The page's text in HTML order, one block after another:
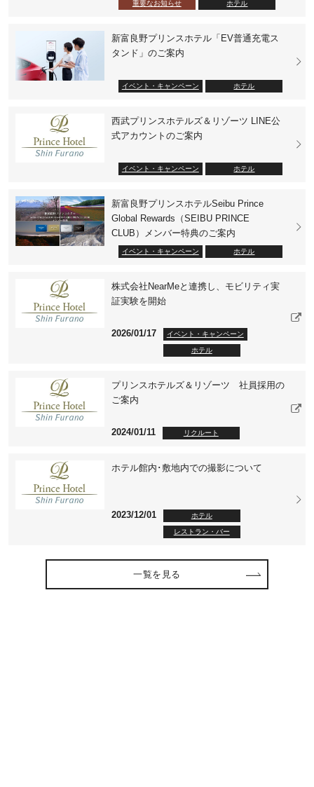
重要なお知らせ ホテル
新富良野プリンスホテル「EV普通充電ス
タンド」のご案内
イベント・キャンペーン ホテル
西武プリンスホテルズ＆リゾーツ LINE公
式アカウントのご案内
イベント・キャンペーン ホテル
新富良野プリンスホテルSeibu Prince
Global Rewards（SEIBU PRINCE
CLUB）メンバー特典のご案内
イベント・キャンペーン ホテル
株式会社NearMeと連携し、モビリティ実
証実験を開始
2026/01/17 イベント・キャンペーン
ホテル
プリンスホテルズ＆リゾーツ 社員採用の
ご案内
2024/01/11 リクルート
ホテル館内･敷地内での撮影について
2023/12/01 ホテル
レストラン・バー
一覧を見る